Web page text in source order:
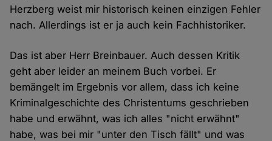
Herzberg weist mir historisch keinen einzigen Fehler
nach. Allerdings ist er ja auch kein Fachhistoriker.
Das ist aber Herr Breinbauer. Auch dessen Kritik
geht aber leider an meinem Buch vorbei. Er
bemängelt im Ergebnis vor allem, dass ich keine
Kriminalgeschichte des Christentums geschrieben
habe und erwähnt, was ich alles "nicht erwähnt"
habe, was bei mir "unter den Tisch fällt" und was